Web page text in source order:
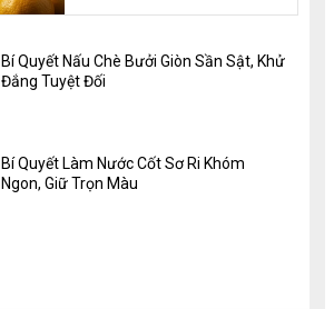
và 8 Lợi Ích Không Thể
Bí Quyết Nấu Chè Bưởi Giòn Sần Sật, Khử
Đắng Tuyệt Đối
Bí Quyết Làm Nước Cốt Sơ Ri Khóm
Ngon, Giữ Trọn Màu